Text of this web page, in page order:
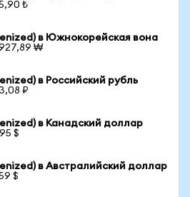
₺
в Южнокорейская вона
₩
в Российский рубль
₽
в Канадский доллар
$
в Австралийский доллар
$